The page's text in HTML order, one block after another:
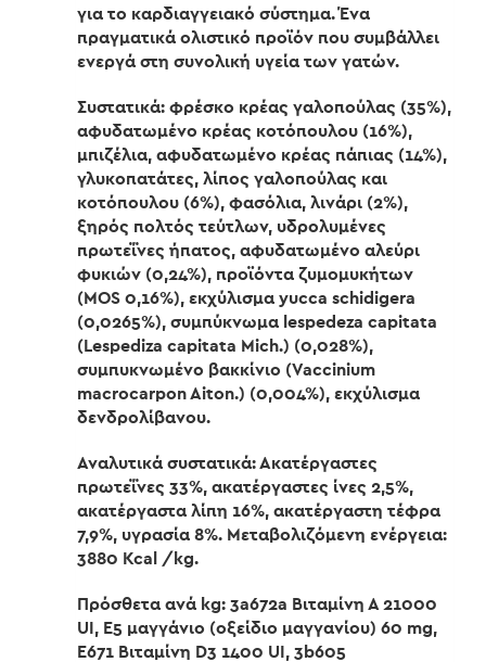
για το καρδιαγγειακό σύστημα. Ένα
πραγματικά ολιστικό προϊόν που συμβάλλει
ενεργά στη συνολική υγεία των γατών.
Συστατικά: φρέσκο κρέας γαλοπούλας (35%),
αφυδατωμένο κρέας κοτόπουλου (16%),
μπιζέλια, αφυδατωμένο κρέας πάπιας (14%),
γλυκοπατάτες, λίπος γαλοπούλας και
κοτόπουλου (6%), φασόλια, λινάρι (2%),
ξηρός πολτός τεύτλων, υδρολυμένες
πρωτεΐνες ήπατος, αφυδατωμένο αλεύρι
φυκιών (0,24%), προϊόντα ζυμομυκήτων
(MOS 0,16%), εκχύλισμα yucca schidigera
(0,0265%), συμπύκνωμα lespedeza capitata
(Lespediza capitata Mich.) (0,028%),
συμπυκνωμένο βακκίνιο (Vaccinium
macrocarpon Aiton.) (0,004%), εκχύλισμα
δενδρολίβανου.
Αναλυτικά συστατικά: Ακατέργαστες
πρωτεΐνες 33%, ακατέργαστες ίνες 2,5%,
ακατέργαστα λίπη 16%, ακατέργαστη τέφρα
7,9%, υγρασία 8%. Μεταβολιζόμενη ενέργεια:
3880 Kcal /kg.
Πρόσθετα ανά kg: 3a672a Βιταμίνη Α 21000
UI, E5 μαγγάνιο (οξείδιο μαγγανίου) 60 mg,
E671 Βιταμίνη D3 1400 UI, 3b605